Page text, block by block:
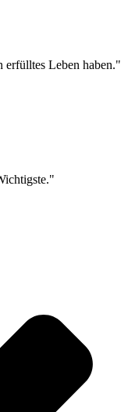
erfülltes Leben haben."